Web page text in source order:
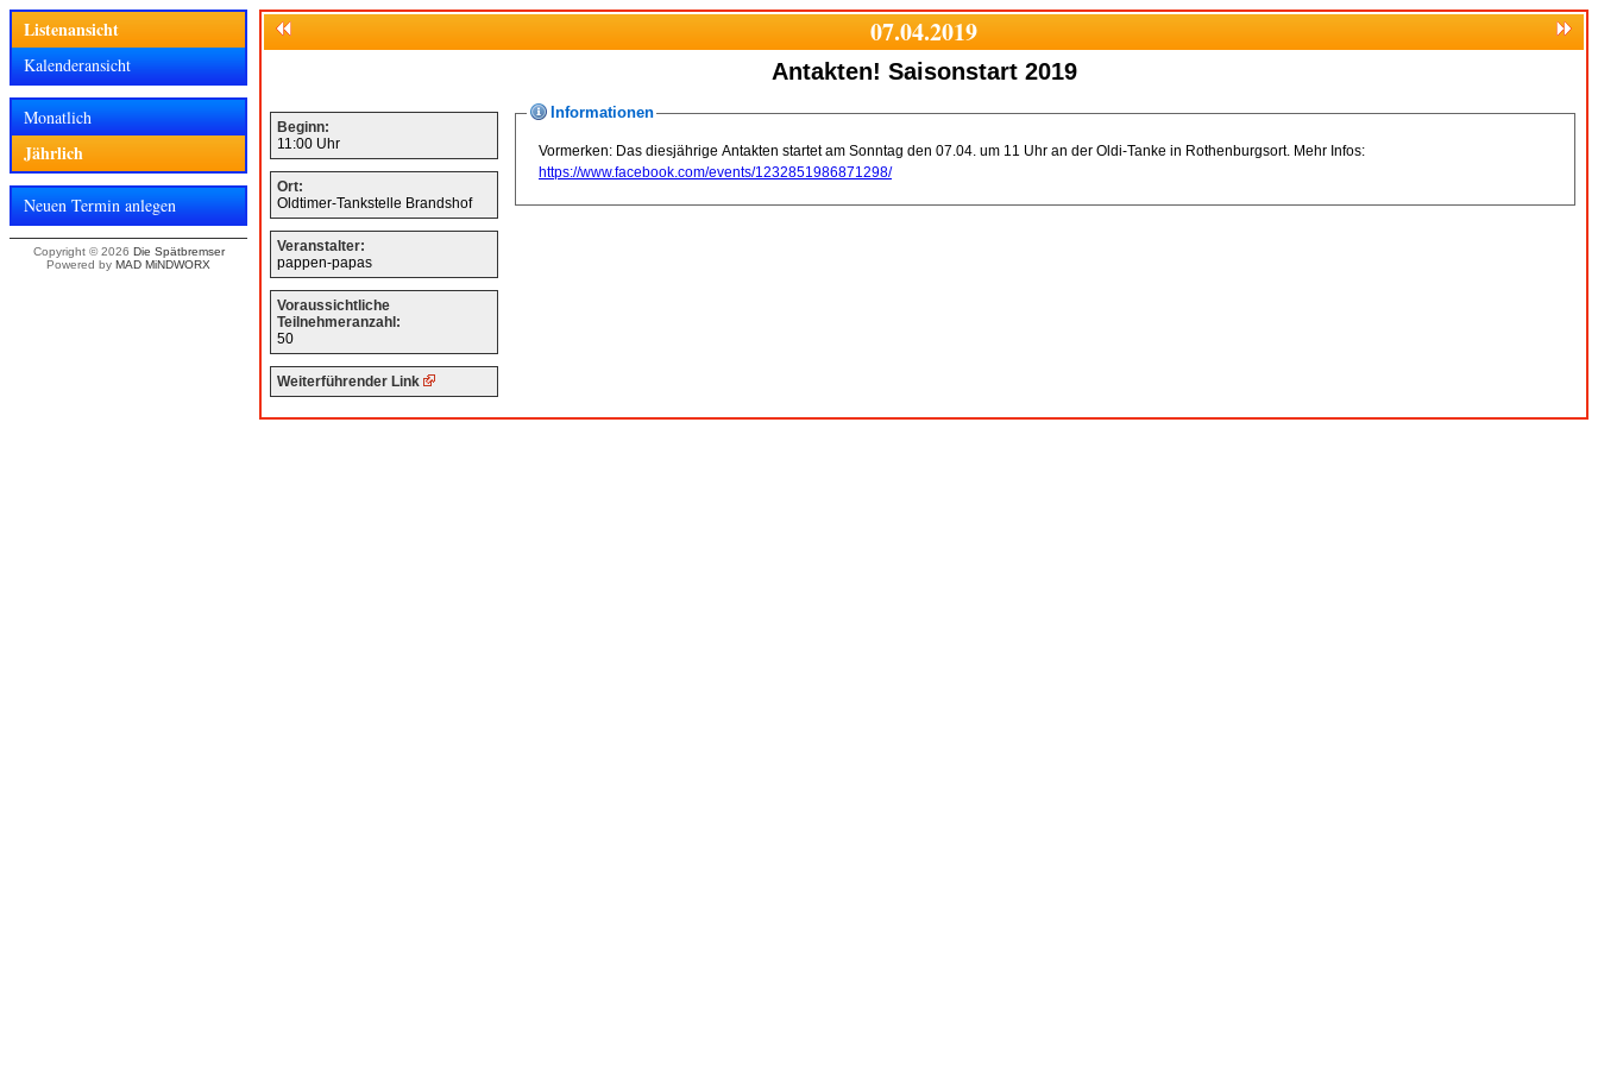
Listenansicht
Kalenderansicht
Monatlich
Jährlich
Neuen Termin anlegen
Copyright © 2026 Die Spätbremser
Powered by MAD MiNDWORX
07.04.2019
Antakten! Saisonstart 2019
Beginn:
11:00 Uhr
Ort:
Oldtimer-Tankstelle Brandshof
Veranstalter:
pappen-papas
Voraussichtliche
Teilnehmeranzahl:
50
Weiterführender Link
Informationen
Vormerken: Das diesjährige Antakten startet am Sonntag den 07.04. um 11 Uhr an der Oldi-Tanke in Rothenburgsort. Mehr Infos:
https://www.facebook.com/events/1232851986871298/